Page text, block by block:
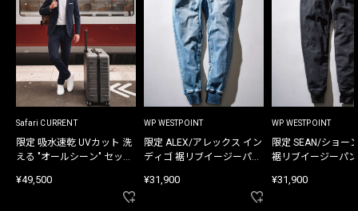
Safari CURRENT
限定 吸水速乾 UVカット 洗
える "オールシーン" セット
¥49,500
WP WESTPOINT
限定 ALEX/アレックス イン
ディゴ 裾リブイージーパン
¥31,900
WP WESTPOINT
限定 SEAN/ショー
裾リブイージーパ
¥31,900